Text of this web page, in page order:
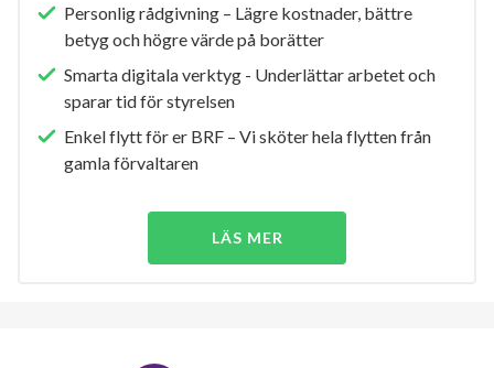
Personlig rådgivning – Lägre kostnader, bättre
betyg och högre värde på borätter
Smarta digitala verktyg - Underlättar arbetet och
sparar tid för styrelsen
Enkel flytt för er BRF – Vi sköter hela flytten från
gamla förvaltaren
LÄS MER